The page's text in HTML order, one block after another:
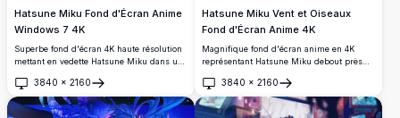
Hatsune Miku Fond d'Écran Anime
Windows 7 4K
Superbe fond d'écran 4K haute résolution
mettant en vedette Hatsune Miku dans une
Windows 7. Parfait pour les fans d'anime
et les passionnés de technologie à la
recherche d'un arrière-plan de bureau
3840 × 2160
Ouvrir
Hatsune Miku Vent et Oiseaux
Fond d'Écran Anime 4K
Magnifique fond d'écran anime en 4K
représentant Hatsune Miku debout près
célèbres couettes bleu sarcelle flottant
dans le vent, entourée d'oiseaux blancs
planant dans un ciel bleu spectaculaire.
3840 × 2160
Ouvrir